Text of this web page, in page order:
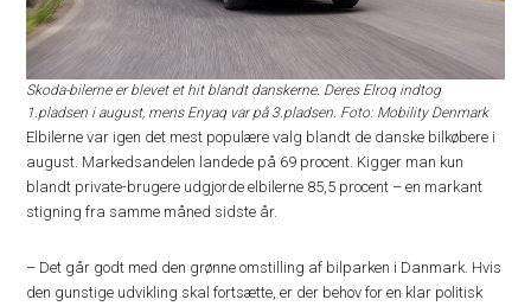
Skoda-bilerne er blevet et hit blandt danskerne. Deres Elroq indtog
1.pladsen i august, mens Enyaq var på 3.pladsen. Foto: Mobility Denmark
Elbilerne var igen det mest populære valg blandt de danske bilkøbere i
august. Markedsandelen landede på 69 procent. Kigger man kun
blandt private-brugere udgjorde elbilerne 85,5 procent – en markant
stigning fra samme måned sidste år.
– Det går godt med den grønne omstilling af bilparken i Danmark. Hvis
den gunstige udvikling skal fortsætte, er der behov for en klar politisk